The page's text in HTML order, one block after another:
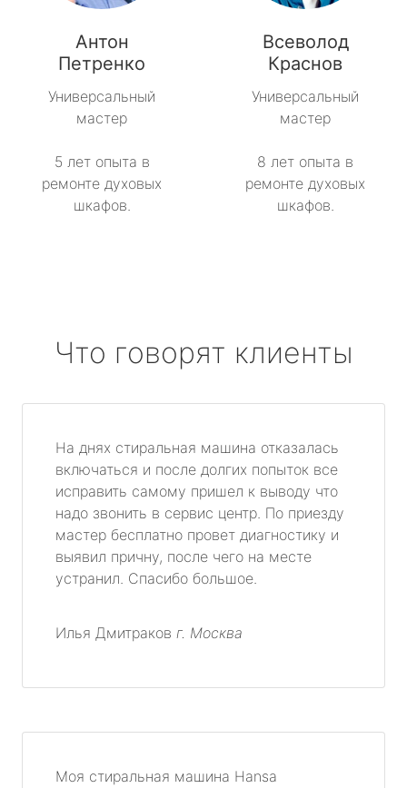
Антон
Петренко
Универсальный
мастер
5 лет опыта в
ремонте духовых
шкафов.
Всеволод
Краснов
Универсальный
мастер
8 лет опыта в
ремонте духовых
шкафов.
Что говорят клиенты
На днях стиральная машина отказалась
включаться и после долгих попыток все
исправить самому пришел к выводу что
надо звонить в сервис центр. По приезду
мастер бесплатно провет диагностику и
выявил причну, после чего на месте
устранил. Спасибо большое.
Илья Дмитраков г. Москва
Моя стиральная машина Hansa